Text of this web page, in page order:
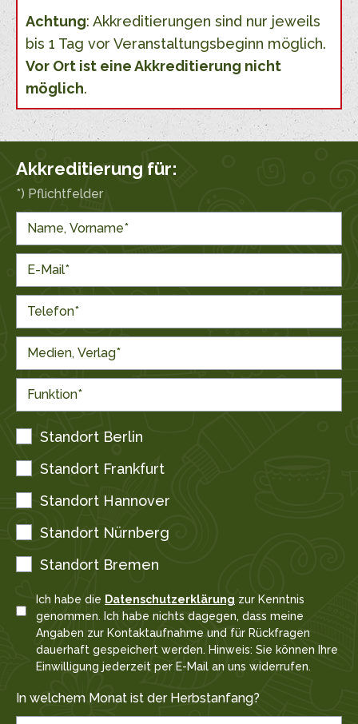
Achtung: Akkreditierungen sind nur jeweils
bis 1 Tag vor Veranstaltungsbeginn möglich.
Vor Ort ist eine Akkreditierung nicht
möglich.
Akkreditierung für:
*) Pflichtfelder
Standort Berlin
Standort Frankfurt
Standort Hannover
Standort Nürnberg
Standort Bremen
Ich habe die Datenschutzerklärung zur Kenntnis
genommen. Ich habe nichts dagegen, dass meine
Angaben zur Kontaktaufnahme und für Rückfragen
dauerhaft gespeichert werden. Hinweis: Sie können Ihre
Einwilligung jederzeit per E-Mail an uns widerrufen.
In welchem Monat ist der Herbstanfang?